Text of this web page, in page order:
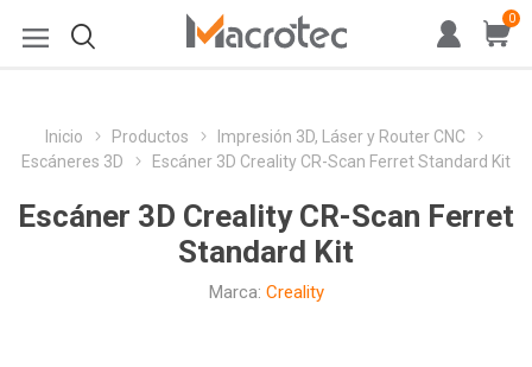
0
Inicio Productos
Impresión 3D, Láser y Router CNC
Escáneres 3D
Escáner 3D Creality CR-Scan Ferret Standard Kit
Escáner 3D Creality CR-Scan Ferret
Standard Kit
Marca: Creality